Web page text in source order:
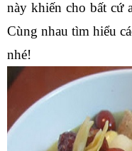
này khiến cho bất cứ
Cùng nhau tìm hiểu
nhé!